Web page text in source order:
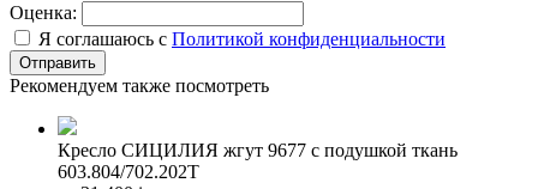
Оценка:
Я соглашаюсь с Политикой конфиденциальности
Рекомендуем также посмотреть
Кресло СИЦИЛИЯ жгут 9677 с подушкой ткань
603.804/702.202T